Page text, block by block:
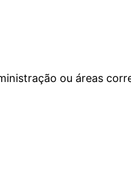
ou áreas